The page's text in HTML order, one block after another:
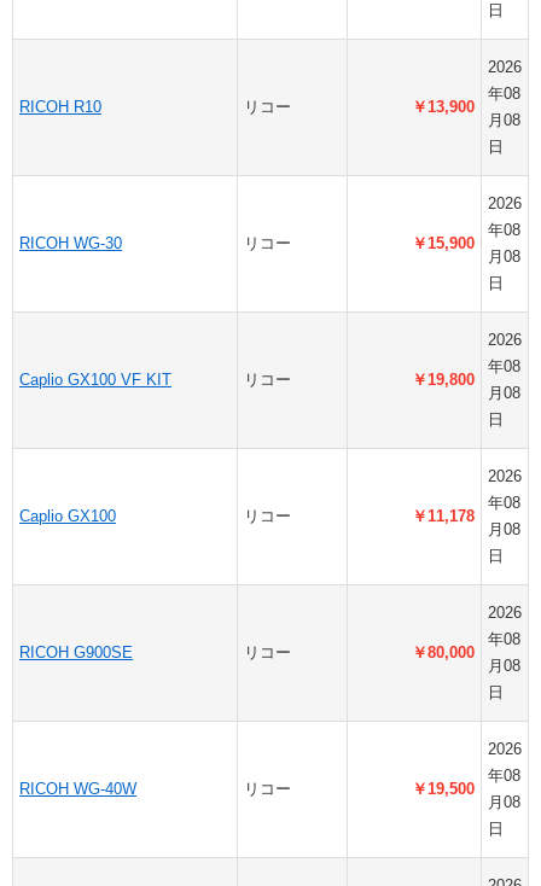
日
RICOH R10 リコー ￥13,900
2026
年08
月08
日
RICOH WG-30 リコー ￥15,900
2026
年08
月08
日
Caplio GX100 VF KIT リコー ￥19,800
2026
年08
月08
日
Caplio GX100 リコー ￥11,178
2026
年08
月08
日
RICOH G900SE リコー ￥80,000
2026
年08
月08
日
RICOH WG-40W リコー ￥19,500
2026
年08
月08
日